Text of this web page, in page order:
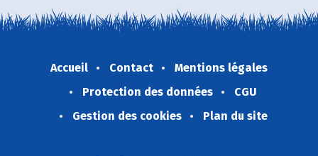
Accueil Contact
Mentions légales
Protection des données
CGU
Gestion des cookies
Plan du site